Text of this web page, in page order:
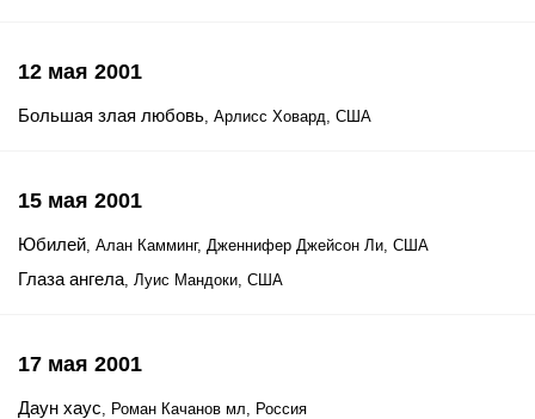
12 мая 2001
Большая злая любовь, Арлисс Ховард, США
15 мая 2001
Юбилей, Алан Камминг, Дженнифер Джейсон Ли, США
Глаза ангела, Луис Мандоки, США
17 мая 2001
Даун хаус, Роман Качанов мл, Россия